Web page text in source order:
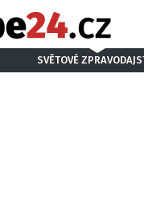
SVĚTOVÉ